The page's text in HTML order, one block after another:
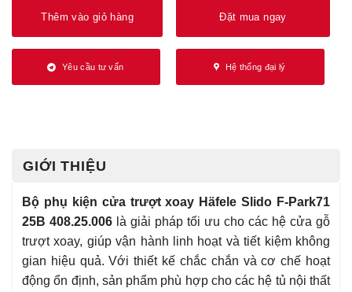
Thêm vào giỏ hàng Đặt mua ngay
Yêu cầu tư vấn Hệ thống đại lý
GIỚI THIỆU
Bộ phụ kiện cửa trượt xoay Häfele Slido F-Park71
25B 408.25.006 là giải pháp tối ưu cho các hệ cửa gỗ
trượt xoay, giúp vận hành linh hoạt và tiết kiệm không
gian hiệu quả. Với thiết kế chắc chắn và cơ chế hoạt
động ổn định, sản phẩm phù hợp cho các hệ tủ nội thất